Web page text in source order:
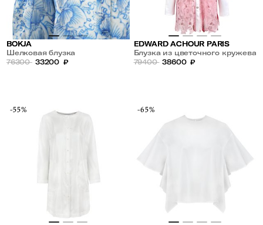
BOKJA
Шелковая блузка
76300 33200 ₽
EDWARD ACHOUR PARIS
Блузка из цветочного кружева
79400 38600 ₽
-55% -65%